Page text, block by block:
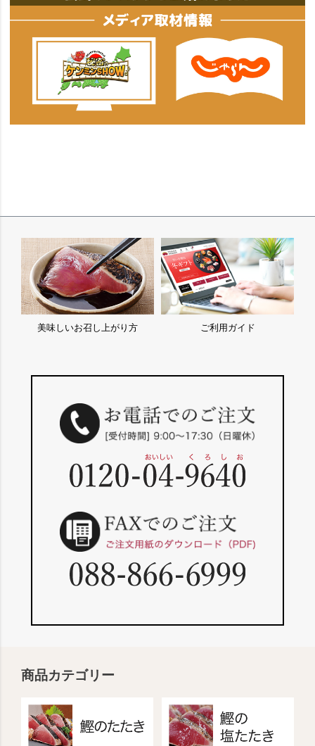
美味しいお召し上がり方 ご利用ガイド
商品カテゴリー